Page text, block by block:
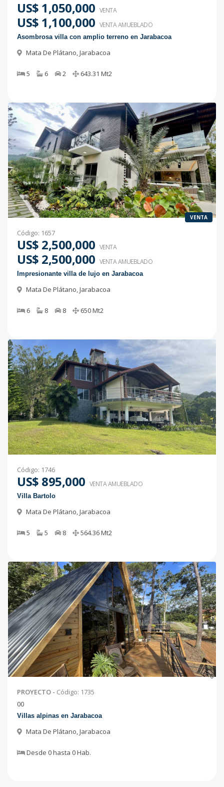
US$ 1,050,000 VENTA
US$ 1,100,000 VENTA AMUEBLADO
Asombrosa villa con amplio terreno en Jarabacoa
Mata De Plátano,Jarabacoa
5 6 2 643.31 Mt2
VENTA
Código: 1657
US$ 2,500,000 VENTA
US$ 2,500,000 VENTA AMUEBLADO
Impresionante villa de lujo en Jarabacoa
Mata De Plátano,Jarabacoa
6 8 8 650Mt2
Código: 1746
US$ 895,000 VENTA AMUEBLADO
Villa Bartolo
Mata De Plátano,Jarabacoa
5 5 8 564.36Mt2
0
PROYECTO - Código: 1735
00
Villas alpinas en Jarabacoa
Mata De Plátano,Jarabacoa
Desde 0hasta 0Hab.